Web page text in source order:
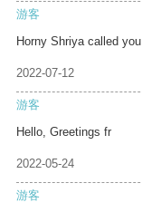
游客
Horny Shriya called you
2022-07-12
游客
Hello, Greetings fr
2022-05-24
游客